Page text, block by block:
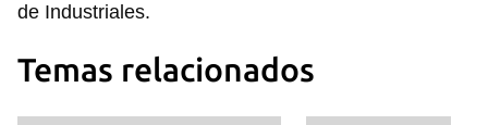
de Industriales.
Temas relacionados